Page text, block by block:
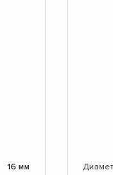
16 мм